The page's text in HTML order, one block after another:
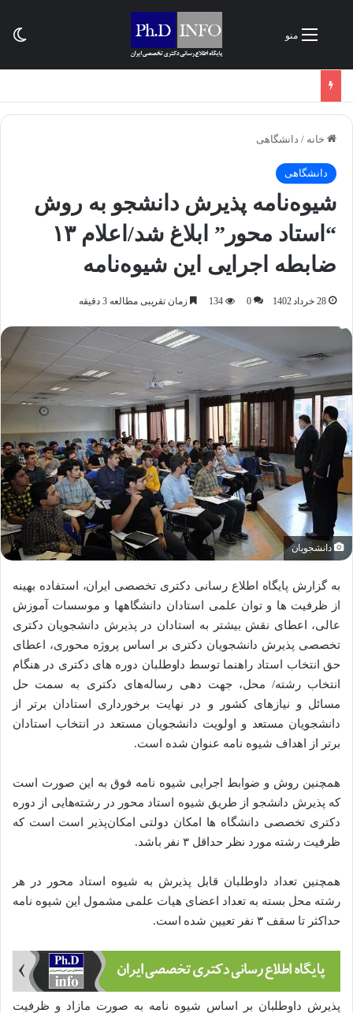
منو
خانه / دانشگاهی
دانشگاهی
شیوه‌نامه پذیرش دانشجو به روش
“استاد محور” ابلاغ شد/اعلام ۱۳
ضابطه اجرایی این شیوه‌نامه
28 خرداد 1402 0
134 زمان تقریبی مطالعه 3 دقیقه
دانشجویان
به گزارش پایگاه اطلاع رسانی دکتری تخصصی ایران، استفاده بهینه
از ظرفیت ها و توان علمی استادان دانشگاهها و موسسات آموزش
عالی، اعطای نقش بیشتر به استادان در پذیرش دانشجویان دکتری
تخصصی پذیرش دانشجویان دکتری بر اساس پروژه محوری، اعطای
حق انتخاب استاد راهنما توسط داوطلبان دوره های دکتری در هنگام
انتخاب رشته/ محل، جهت دهی رساله‌های دکتری به سمت حل
مسائل و نیازهای کشور و در نهایت برخورداری استادان برتر از
دانشجویان مستعد و اولویت دانشجویان مستعد در انتخاب استادان
برتر از اهداف شیوه نامه عنوان شده است.
همچنین روش و ضوابط اجرایی شیوه نامه فوق به این صورت است
که پذیرش دانشجو از طریق شیوه استاد محور در رشته‌هایی از دوره
دکتری تخصصی دانشگاه ها امکان دولتی امکان‌پذیر است است که
ظرفیت رشته مورد نظر حداقل ۳ نفر باشد.
همچنین تعداد داوطلبان قابل پذیرش به شیوه استاد محور در هر
رشته محل بسته به تعداد اعضای هیات علمی مشمول این شیوه نامه
حداکثر تا سقف ۳ نفر تعیین شده است.
پذیرش داوطلبان بر اساس شیوه نامه به صورت مازاد و ظرفیت